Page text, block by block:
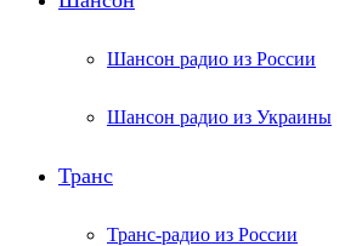
Шансон радио из России
Шансон радио из Украины
Транс
Транс-радио из России